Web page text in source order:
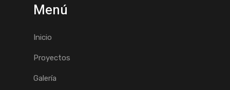
Menú
Inicio
Proyectos
Galería